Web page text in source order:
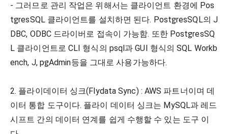
- 그러므로 관리 작업은 위해서는 클라이언트 환경에 Pos
tgresSQL 클라이언트를 설치하면 된다. PostgresSQL의 J
DBC, ODBC 드라이버로 접속이 가능함. 또한 PostgresSQ
L 클라이언트로 CLI 형식의 psql과 GUI 형식의 SQL Workb
ench, J, pgAdmin등을 그대로 사용가능하다.
2. 플라이데이터 싱크(Flydata Sync) : AWS 파트너이며 데
이터 통합 도구이다. 플라이 데이터 싱크는 MySQL과 레드
시프트 간의 데이터 연계를 쉽게 수행할 수 있는 도구 이